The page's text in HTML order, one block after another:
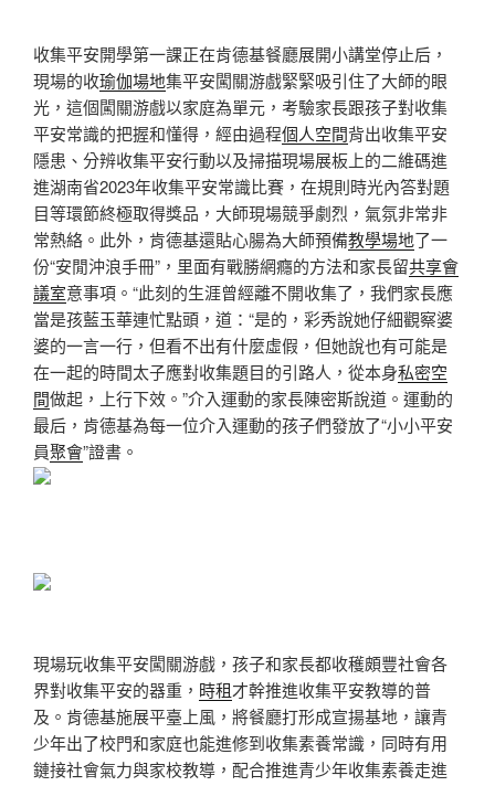
收集平安開學第一課正在肯德基餐廳展開小講堂停止后，
現場的收瑜伽場地集平安闖關游戲緊緊吸引住了大師的眼
光，這個闖關游戲以家庭為單元，考驗家長跟孩子對收集
平安常識的把握和懂得，經由過程個人空間背出收集平安
隱患、分辨收集平安行動以及掃描現場展板上的二維碼進
進湖南省2023年收集平安常識比賽，在規則時光內答對題
目等環節終極取得獎品，大師現場競爭劇烈，氣氛非常非
常熱絡。此外，肯德基還貼心腸為大師預備教學場地了一
份“安閒沖浪手冊”，里面有戰勝網癮的方法和家長留共享會
議室意事項。“此刻的生涯曾經離不開收集了，我們家長應
當是孩藍玉華連忙點頭，道：“是的，彩秀說她仔細觀察婆
婆的一言一行，但看不出有什麼虛假，但她說也有可能是
在一起的時間太子應對收集題目的引路人，從本身私密空
間做起，上行下效。”介入運動的家長陳密斯說道。運動的
最后，肯德基為每一位介入運動的孩子們發放了“小小平安
員聚會”證書。
現場玩收集平安闖關游戲，孩子和家長都收穫頗豐社會各
界對收集平安的器重， 時租才幹推進收集平安教導的普
及。肯德基施展平臺上風，將餐廳打形成宣揚基地，讓青
少年出了校門和家庭也能進修到收集素養常識，同時有用
鏈接社會氣力與家校教導，配合推進青少年收集素養走進